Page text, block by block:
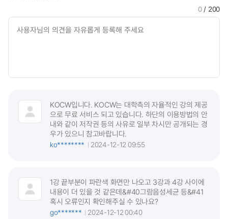
0/ 200
KOCW입니다. KOCW는 대학측의 자율적인 강의 제공
으로 무료 서비스 되고 있습니다. 하단의 이용방법의 안
내와 같이 저작권 등의 사유로 일부 차시만 공개되는 경
우가 있으니 참고바랍니다.
ko********
2024-12-12 09:55
1강 끝부분이 파란색 화면만 나오고 3강과 4강 사이에
내용이 더 있을 것 같은데&#40그람음성세균 등&#41
혹시 오류인지 확인해주실 수 있나요?
go*******
2024-12-12 00:40